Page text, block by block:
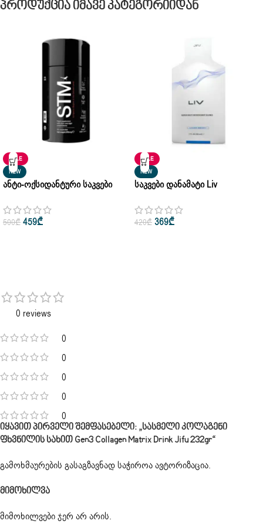
Პროდუქცია Იმავე Კატეგორიიდან
SALE
NEW
Ანტი-Ოქსიდანტური Საკვები
Capsules 679 Mg
500₾ 459₾
SALE
NEW
Საკვები Დანამატი Liv
Mixed Berry By Jifu 30ml
420₾ 369₾
0 reviews
0
0
0
0
0
Მიმოხილვა
მიმოხილვები ჯერ არ არის.
Იყავით Პირველი Შემფასებელი: „სასმელი Კოლაგენი
Ფხვნილის Სახით Gen3 Collagen Matrix Drink Jifu 232gr“
გამოხმაურების გასაგზავნად საჭიროაავტორიზაცია.